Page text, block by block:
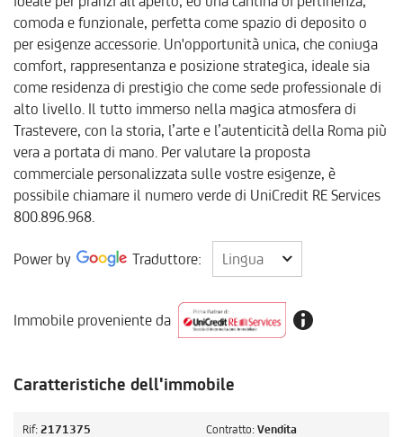
comoda e funzionale, perfetta come spazio di deposito o
per esigenze accessorie. Un'opportunità unica, che coniuga
comfort, rappresentanza e posizione strategica, ideale sia
come residenza di prestigio che come sede professionale di
alto livello. Il tutto immerso nella magica atmosfera di
Trastevere, con la storia, l’arte e l’autenticità della Roma più
vera a portata di mano. Per valutare la proposta
commerciale personalizzata sulle vostre esigenze, è
possibile chiamare il numero verde di UniCredit RE Services
800.896.968.
Power by Traduttore: Lingua
Lingua
Immobile proveniente da
Caratteristiche dell'immobile
Rif: 2171375 Contratto: Vendita